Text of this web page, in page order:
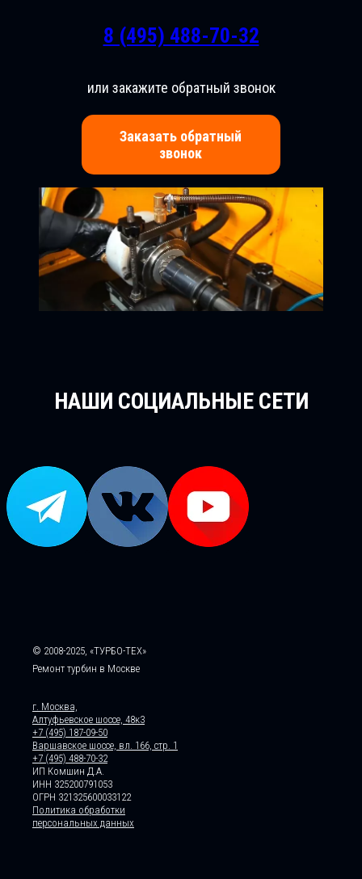
8 (495) 488-70-32
или закажите обратный звонок
Заказать обратный
звонок
НАШИ СОЦИАЛЬНЫЕ СЕТИ
© 2008-2025, «ТУРБО-ТЕХ»
Ремонт турбин в Москве
г. Москва,
Алтуфьевское шоссе, 48к3
+7 (495) 187-09-50
Варшавское шоссе, вл. 166, стр. 1
+7 (495) 488-70-32
ИП Комшин Д.А.
ИНН 325200791053
ОГРН 321325600033122
Политика обработки
персональных данных